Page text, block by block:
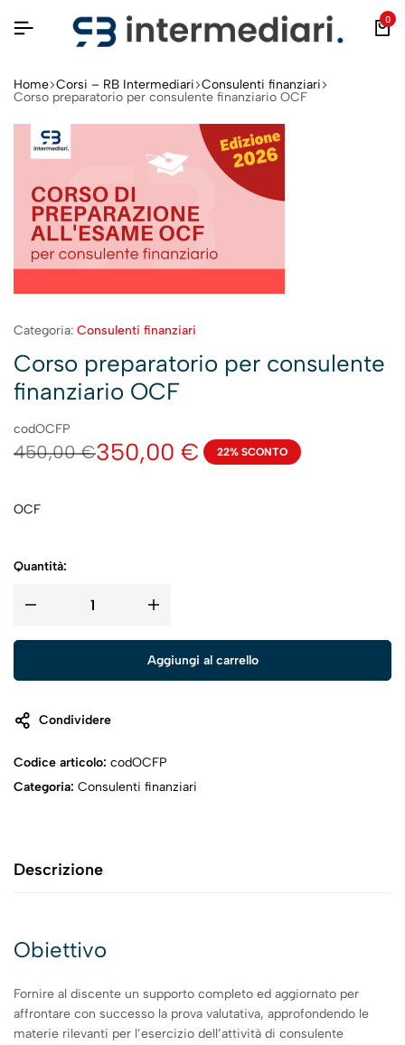
0
Home Corsi – RB Intermediari Consulenti finanziari
Corso preparatorio per consulente finanziario OCF
Categoria: Consulenti finanziari
Corso preparatorio per consulente
finanziario OCF
codOCFP
450,00€350,00 € 22% SCONTO
OCF
Quantità:
Aggiungi al carrello
Condividere
Codice articolo: codOCFP
Categoria: Consulenti finanziari
Descrizione
Obiettivo
Fornire al discente un supporto completo ed aggiornato per
affrontare con successo la prova valutativa, approfondendo le
materie rilevanti per l’esercizio dell’attività di consulente